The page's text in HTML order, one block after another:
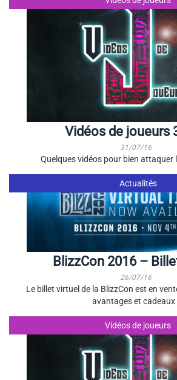
Vidéos de joueurs
31/07/16
Quelques vidéos pour bien attaquer
Actualités
BlizzCon 2016 –
26/07/16
Le billet virtuel de la BlizzCon est en
avantages et cadeaux
Vidéos de joueurs